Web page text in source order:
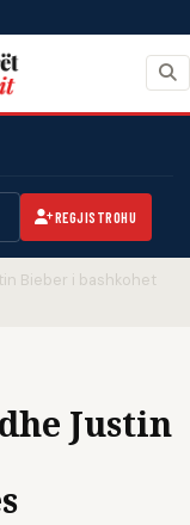
REGJISTROHU
Bieber i bashkohet
Justin